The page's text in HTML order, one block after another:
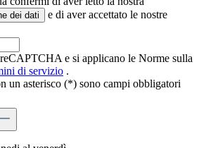
dei dati e di aver accettato le nostre
e si applicano le Norme sulla
di servizio .
un asterisco (*) sono campi obbligatori